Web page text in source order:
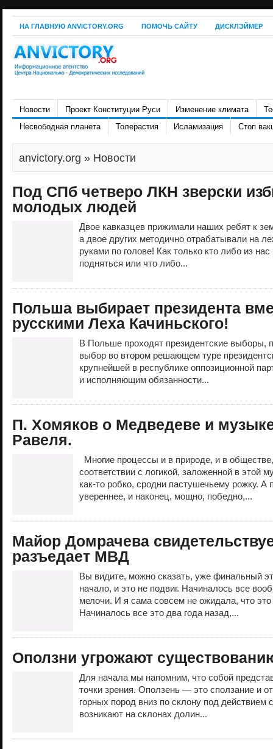
НА ГЛАВНУЮ ANVICTORY.ORG ПОМОЧЬ САЙТУ ДИСКЛЭЙМЕР
Новости Проект Конституции Руси Изменение климата
Несвободная планета
Толерастия Исламизация Стоп
anvictory.org » Новости
Под СПб четверо ЛКН зверски
молодых людей
Двое кавказцев прижимали наших ребят к
а двое других методично отрабатывали на
руками по голове! Как только кто либо из
подняться или что либо...
Польша выбирает президента
русскими Леха Качиньского!
В Польше проходят президентские выборы,
выбор во втором решающем туре
крупнейшей в республике оппозиционной
и исполняющим обязанности...
П. Хомяков о Медведеве и
Равеля.
Многие процессы и в природе, и в
соответствии с логикой, заложенной в этой
как-то робко, сродни пастушечьему рожку. А
увереннее, и наконец, мощно, победно,...
Майор Домрачева
разъедает МВД
Вы видите, можно сказать, уже финальный
начало, и это не подвиг. Начиналось все
мелочи. И я сама совсем не ожидала, что это
Начиналось все это два года назад,...
Оползни угрожают
Для начала мы напомним, что собой
точки зрения. Оползень — это сползание и
горных пород вниз по склону под
возникают на склонах долин...